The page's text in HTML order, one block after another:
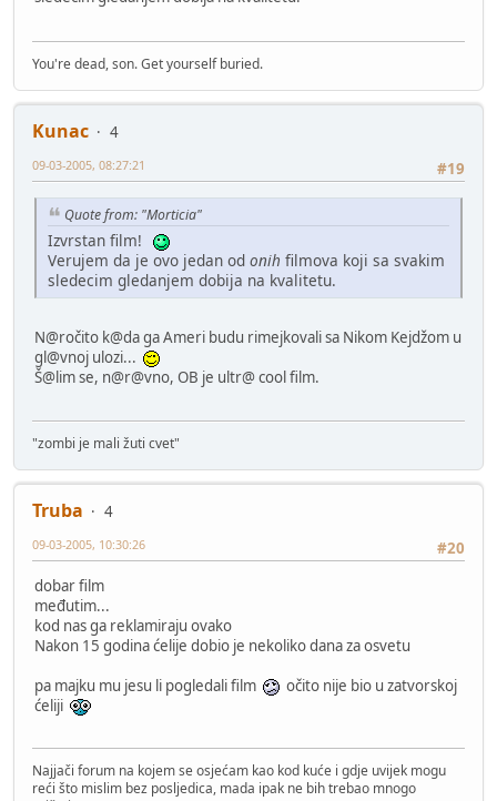
You're dead, son. Get yourself buried.
Kunac
4
#19
09-03-2005, 08:27:21
Quote from: "Morticia"
Izvrstan film!
Verujem da je ovo jedan od onih filmova koji sa svakim
sledecim gledanjem dobija na kvalitetu.
N@ročito k@da ga Ameri budu rimejkovali sa Nikom Kejdžom u
gl@vnoj ulozi...
Š@lim se, n@r@vno, OB je ultr@ cool film.
"zombi je mali žuti cvet"
Truba
4
#20
09-03-2005, 10:30:26
dobar film
međutim...
kod nas ga reklamiraju ovako
Nakon 15 godina ćelije dobio je nekoliko dana za osvetu
pa majku mu jesu li pogledali film
očito nije bio u zatvorskoj
ćeliji
Najjači forum na kojem se osjećam kao kod kuće i gdje uvijek mogu
reći što mislim bez posljedica, mada ipak ne bih trebao mnogo